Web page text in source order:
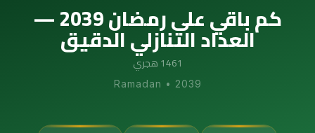
كم باقي على رمضان 2039 —
العداد التنازلي الدقيق
1461 هجري
Ramadan • 2039